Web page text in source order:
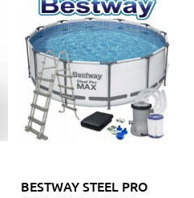
BESTWAY STEEL PRO